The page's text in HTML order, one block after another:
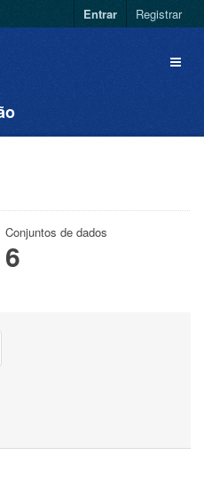
Entrar Registrar
Conjuntos de dados
6